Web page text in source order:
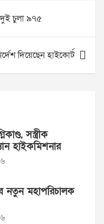
চুলা ৯৭৫
দিয়েছেন হাইকোর্ট
সস্ত্রীক
হাইকমিশনার
নতুন মহাপরিচালক